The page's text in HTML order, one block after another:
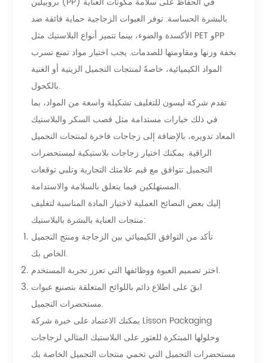
بالبشرة الحساسة. توفر العبوات الزجاجية حماية فائقة ضد
الأكسدة والضوء، بينما تتميز أنواع البلاستيك مثل PET وPP
بخفة وزنها ومقاومتها للصدمات. يجب اختيار مواد تمنع تسرب
المواد الكيميائية، خاصةً لمنتجات التجميل الزيتية أو الغنية
بالكحول.
تقدم شركة ليسون للتغليف تشكيلة واسعة من المواد، بما
في ذلك خيارات مستدامة مثل قصب السكر والبلاستيك
المعاد تدويره، بالإضافة إلى زجاجات فاخرة لمنتجات التجميل
الراقية. يمكنك اختيار زجاجات بلاستيكية لمستحضرات
التجميل تتوافق مع قيم علامتك التجارية وتلبي توقعات
المستهلكين فيما يتعلق بالسلامة والاستدامة.
إليك بعض النصائح العملية لاختيار المادة المناسبة لتغليف
منتجات العناية بالبشرة بالبلاستيك:
تأكد من التوافق الكيميائي بين الزجاجة ومنتج التجميل
الخاص بك.
اختر تصميم العبوة ووظائفها التي تعزز تجربة المستخدم.
ابقَ على اطلاع دائم باللوائح المتعلقة بتصنيع عبوات
مستحضرات التجميل.
يمكنك الاعتماد على خبرة شركة Lisson Packaging
وحلولها المبتكرة للعثور على البلاستيك المثالي لزجاجات
مستحضرات التجميل التي تحمي منتجات التجميل الخاصة بك